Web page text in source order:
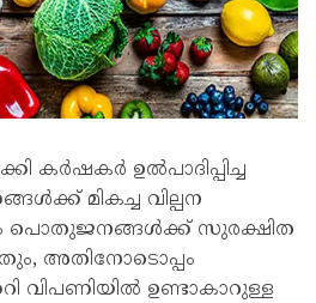
കർഷകർ ഉൽപാദിപ്പിച്ച
മികച്ച വില്പന
പൊതുജനങ്ങൾക്ക് സുരക്ഷിത
അതിനോടൊപ്പം
വിപണിയിൽ ഉണ്ടാകാറുള്ള